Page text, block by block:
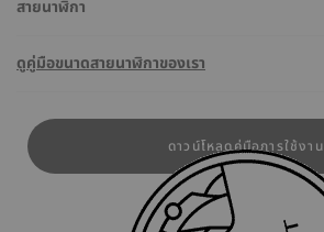
สายนาฬิกา
ดูคู่มือขนาดสายนาฬิกาของเรา
ดาวน์โหลดคู่มือการใช้งาน